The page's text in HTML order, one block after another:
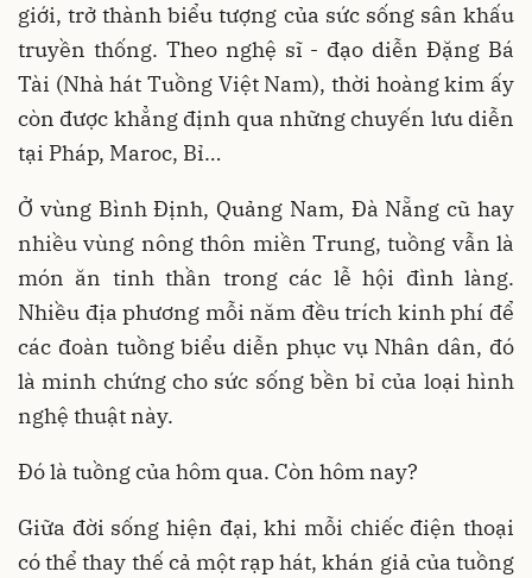
giới, trở thành biểu tượng của sức sống sân khấu
truyền thống. Theo nghệ sĩ - đạo diễn Đặng Bá
Tài (Nhà hát Tuồng Việt Nam), thời hoàng kim ấy
còn được khẳng định qua những chuyến lưu diễn
tại Pháp, Maroc, Bỉ…
Ở vùng Bình Định, Quảng Nam, Đà Nẵng cũ hay
nhiều vùng nông thôn miền Trung, tuồng vẫn là
món ăn tinh thần trong các lễ hội đình làng.
Nhiều địa phương mỗi năm đều trích kinh phí để
các đoàn tuồng biểu diễn phục vụ Nhân dân, đó
là minh chứng cho sức sống bền bỉ của loại hình
nghệ thuật này.
Đó là tuồng của hôm qua. Còn hôm nay?
Giữa đời sống hiện đại, khi mỗi chiếc điện thoại
có thể thay thế cả một rạp hát, khán giả của tuồng